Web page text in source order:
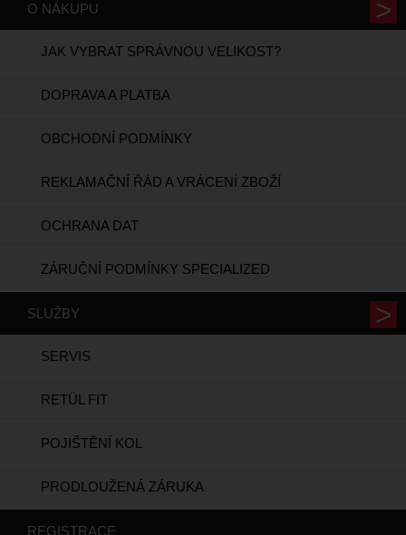
O NÁKUPU
JAK VYBRAT SPRÁVNOU VELIKOST?
DOPRAVA A PLATBA
OBCHODNÍ PODMÍNKY
REKLAMAČNÍ ŘÁD A VRÁCENÍ ZBOŽÍ
OCHRANA DAT
ZÁRUČNÍ PODMÍNKY SPECIALIZED
SLUŽBY
SERVIS
RETÜL FIT
POJIŠTĚNÍ KOL
PRODLOUŽENÁ ZÁRUKA
REGISTRACE